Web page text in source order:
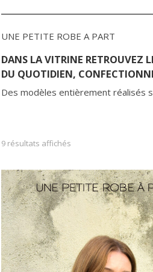
UNE PETITE ROBE A PART
DANS LA VITRINE RETROUVEZ
DU QUOTIDIEN,
Des modèles entièrement réalisés
9 résultats affichés